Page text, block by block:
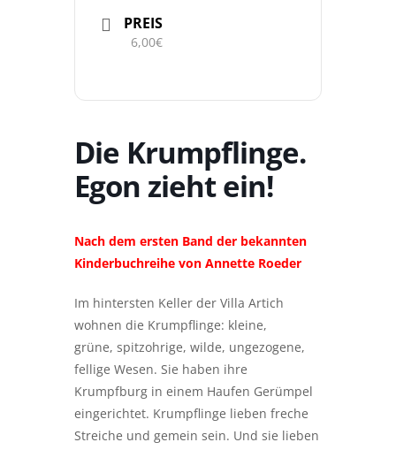
PREIS
6,00€
Die Krumpflinge.
Egon zieht ein!
Nach dem ersten Band der bekannten
Kinderbuchreihe von Annette Roeder
Im hintersten Keller der Villa Artich
wohnen die Krumpflinge: kleine,
grüne, spitzohrige, wilde, ungezogene,
fellige Wesen. Sie haben ihre
Krumpfburg in einem Haufen Gerümpel
eingerichtet. Krumpflinge lieben freche
Streiche und gemein sein. Und sie lieben